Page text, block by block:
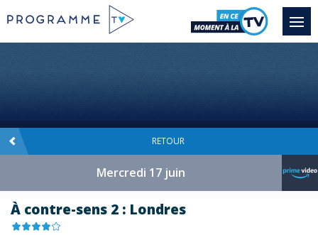
RETOUR
Mercredi 17 juin
À contre-sens 2 : Londres